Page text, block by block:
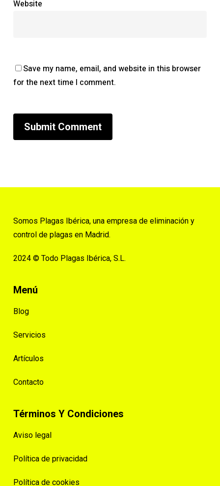
Website
Save my name, email, and website in this browser
for the next time I comment.
Somos Plagas Ibérica, una empresa de eliminación y
control de plagas en Madrid.
2024 © Todo Plagas Ibérica, S.L.
Menú
Blog
Servicios
Artículos
Contacto
Términos Y Condiciones
Aviso legal
Política de privacidad
Política de cookies